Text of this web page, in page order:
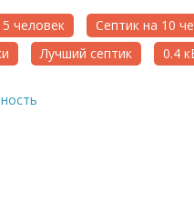
человек
Септик на 10
Лучший септик 0.4